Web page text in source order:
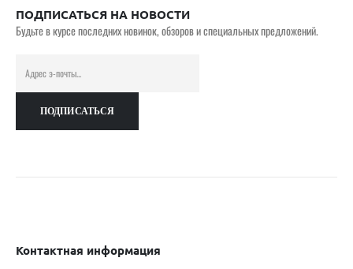
ПОДПИСАТЬСЯ НА НОВОСТИ
Будьте в курсе последних новинок, обзоров и специальных предложений.
Контактная информация